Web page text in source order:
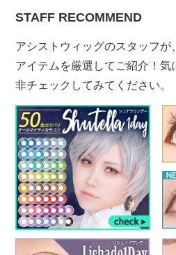
STAFF RECOMMEND
アシストウィッグのスタッフ
アイテムを厳選してご紹介！気
非チェックしてみてください。